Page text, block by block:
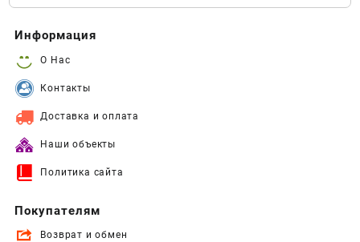
Информация
О Нас
Контакты
Доставка и оплата
Наши объекты
Политика сайта
Покупателям
Возврат и обмен